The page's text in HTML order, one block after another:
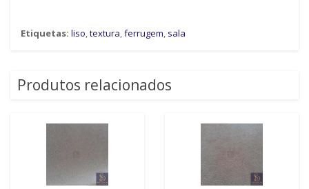
Etiquetas: liso,textura,ferrugem, sala
Produtos relacionados